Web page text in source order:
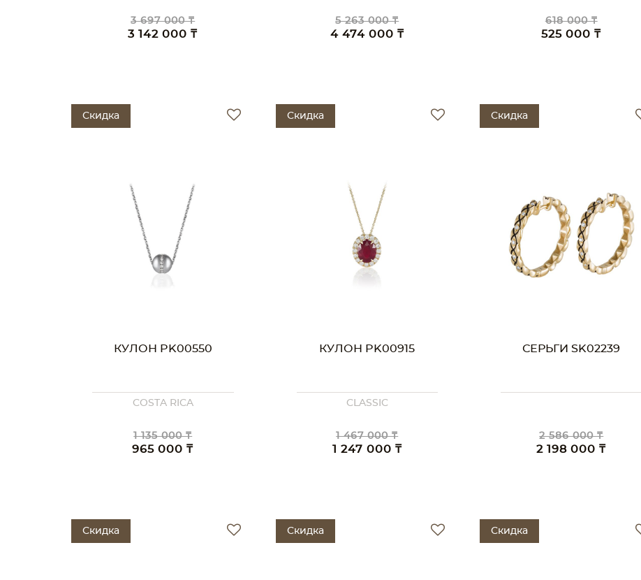
3 697 000 ₸
3 142 000 ₸
5 263 000 ₸
4 474 000 ₸
618 000 ₸
525 000 ₸
Скидка
КУЛОН PK00550
COSTA RICA
1 135 000 ₸
965 000 ₸
Скидка
КУЛОН PK00915
CLASSIC
1 467 000 ₸
1 247 000 ₸
Скидка
СЕРЬГИ SK02239
2 586 000 ₸
2 198 000 ₸
Скидка Скидка Скидка